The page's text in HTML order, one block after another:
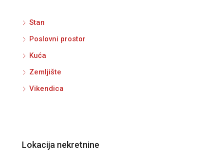
Stan
Poslovni prostor
Kuća
Zemljište
Vikendica
Lokacija nekretnine